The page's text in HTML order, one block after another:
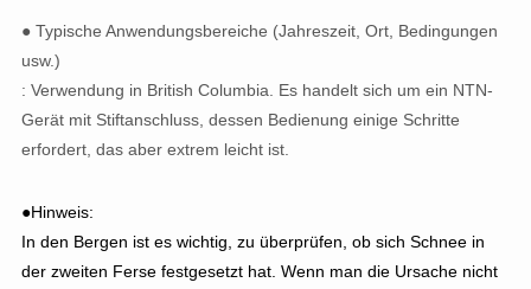
● Typische Anwendungsbereiche (Jahreszeit, Ort, Bedingungen
usw.)
: Verwendung in British Columbia. Es handelt sich um ein NTN-
Gerät mit Stiftanschluss, dessen Bedienung einige Schritte
erfordert, das aber extrem leicht ist.
●Hinweis:
In den Bergen ist es wichtig, zu überprüfen, ob sich Schnee in
der zweiten Ferse festgesetzt hat. Wenn man die Ursache nicht